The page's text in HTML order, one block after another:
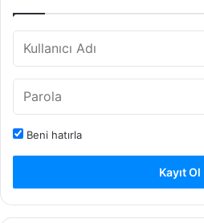
Beni hatırla
Kayıt Ol